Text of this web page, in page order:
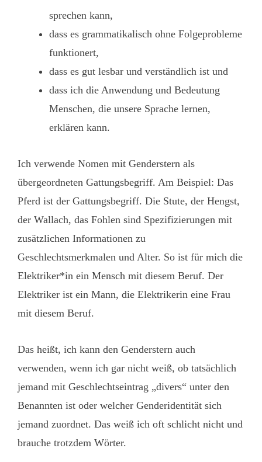
sprechen kann,
dass es grammatikalisch ohne Folgeprobleme
funktionert,
dass es gut lesbar und verständlich ist und
dass ich die Anwendung und Bedeutung
Menschen, die unsere Sprache lernen,
erklären kann.
Ich verwende Nomen mit Genderstern als
übergeordneten Gattungsbegriff. Am Beispiel: Das
Pferd ist der Gattungsbegriff. Die Stute, der Hengst,
der Wallach, das Fohlen sind Spezifizierungen mit
zusätzlichen Informationen zu
Geschlechtsmerkmalen und Alter. So ist für mich die
Elektriker*in ein Mensch mit diesem Beruf. Der
Elektriker ist ein Mann, die Elektrikerin eine Frau
mit diesem Beruf.
Das heißt, ich kann den Genderstern auch
verwenden, wenn ich gar nicht weiß, ob tatsächlich
jemand mit Geschlechtseintrag „divers“ unter den
Benannten ist oder welcher Genderidentität sich
jemand zuordnet. Das weiß ich oft schlicht nicht und
brauche trotzdem Wörter.